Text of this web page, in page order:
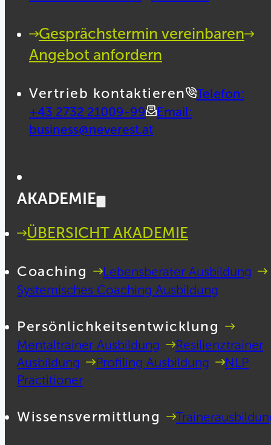
Gesprächstermin vereinbaren
Angebot anfordern
Vertrieb kontaktieren
Telefon:
+43 2732 21009-99
Email:
business@neverest.at
AKADEMIE
ÜBERSICHT AKADEMIE
Coaching
Lebensberater Ausbildung
Systemisches Coaching Ausbildung
Persönlichkeitsentwicklung
Mentaltrainer Ausbildung
Resilienztrainer
Ausbildung
Profiling Ausbildung
NLP
Practitioner
Wissensvermittlung